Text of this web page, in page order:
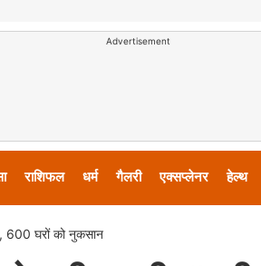
Advertisement
राशिफल धर्म गैलरी एक्सप्लेनर हेल्थ
600 घरों को नुकसान